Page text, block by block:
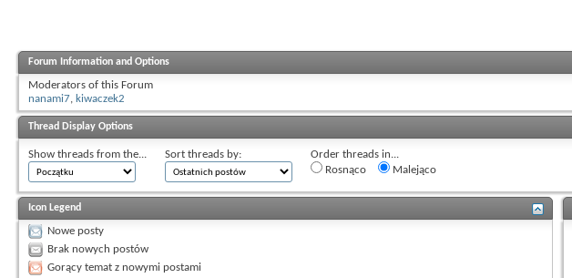
Forum Information and Options
Moderators of this Forum
nanami7, kiwaczek2
Thread Display Options
Show threads from the... Sort threads by:
Order threads in...
Rosnąco
Malejąco
Icon Legend
Nowe posty
Brak nowych postów
Gorący temat z nowymi postami